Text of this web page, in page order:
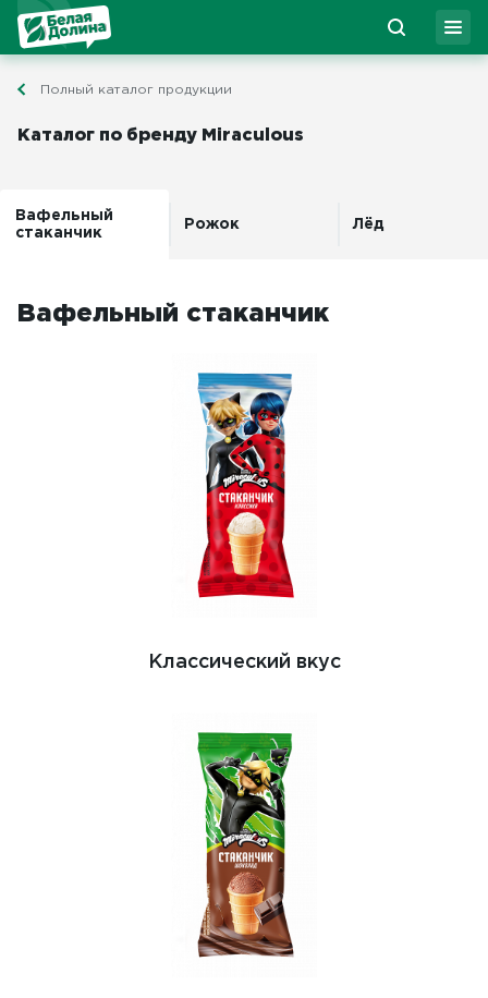
Полный каталог продукции
Каталог по бренду Miraculous
Вафельный
стаканчик
Рожок Лёд
Вафельный стаканчик
Классический вкус